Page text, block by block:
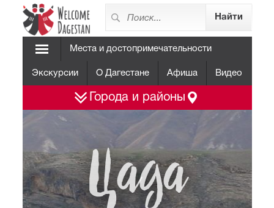
Места и достопримечательности
Экскурсии О Дагестане Афиша Видео
Города и районы
Цада